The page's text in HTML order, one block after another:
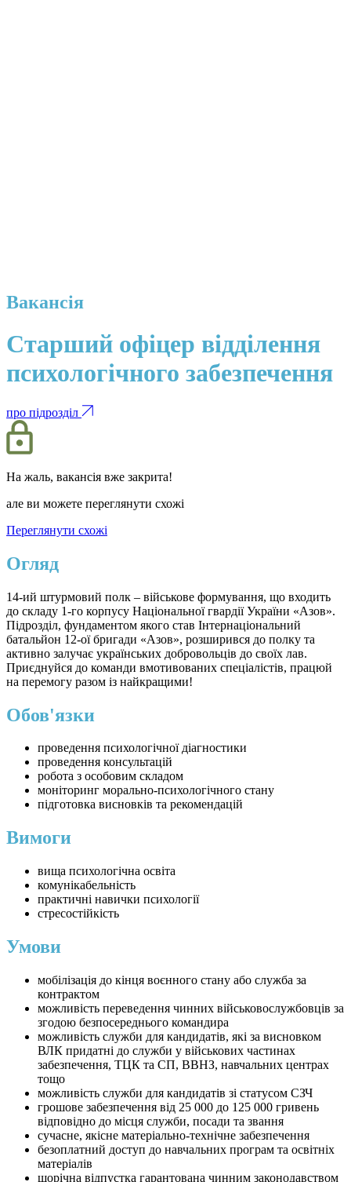
Вакансія
Старший офіцер відділення
психологічного забезпечення
про підрозділ
На жаль, вакансія вже закрита!
але ви можете переглянути схожі
Переглянути схожі
Огляд
14-ий штурмовий полк – військове формування, що входить
до складу 1-го корпусу Національної гвардії України «Азов».
Підрозділ, фундаментом якого став Інтернаціональний
батальйон 12-ої бригади «Азов», розширився до полку та
активно залучає українських добровольців до своїх лав.
Приєднуйся до команди вмотивованих спеціалістів, працюй
на перемогу разом із найкращими!
Обов'язки
проведення психологічної діагностики
проведення консультацій
робота з особовим складом
моніторинг морально-психологічного стану
підготовка висновків та рекомендацій
Вимоги
вища психологічна освіта
комунікабельність
практичні навички психології
стресостійкість
Умови
мобілізація до кінця воєнного стану або служба за
контрактом
можливість переведення чинних військовослужбовців за
згодою безпосереднього командира
можливість служби для кандидатів, які за висновком
ВЛК придатні до служби у військових частинах
забезпечення, ТЦК та СП, ВВНЗ, навчальних центрах
тощо
можливість служби для кандидатів зі статусом СЗЧ
грошове забезпечення від 25 000 до 125 000 гривень
відповідно до місця служби, посади та звання
сучасне, якісне матеріально-технічне забезпечення
безоплатний доступ до навчальних програм та освітніх
матеріалів
щорічна відпустка гарантована чинним законодавством